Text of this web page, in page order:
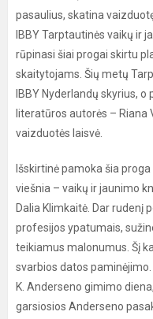
pasaulius, skatina
IBBY Tarptautinės vaikų ir
rūpinasi šiai progai skirtu
skaitytojams. Šių metų
IBBY Nyderlandų skyrius,
literatūros autorės – Riana
vaizduotės laisvė.
Išskirtinė pamoka šia
viešnia – vaikų ir jaunimo
Dalia Klimkaitė. Dar rudenį
profesijos ypatumais,
teikiamus malonumus. Šį
svarbios datos paminėjimo.
K. Anderseno gimimo
garsiosios Anderseno